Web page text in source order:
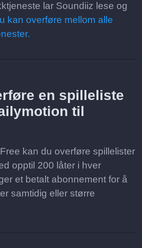
lar Soundiiz lese og
kan overføre mellom alle
en spilleliste
til
kan du overføre spillelister
opptil 200 låter i hver
et betalt abonnement for å
samtidig eller større